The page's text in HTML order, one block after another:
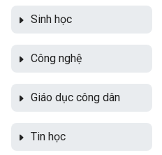
Sinh học
Công nghệ
Giáo dục công dân
Tin học